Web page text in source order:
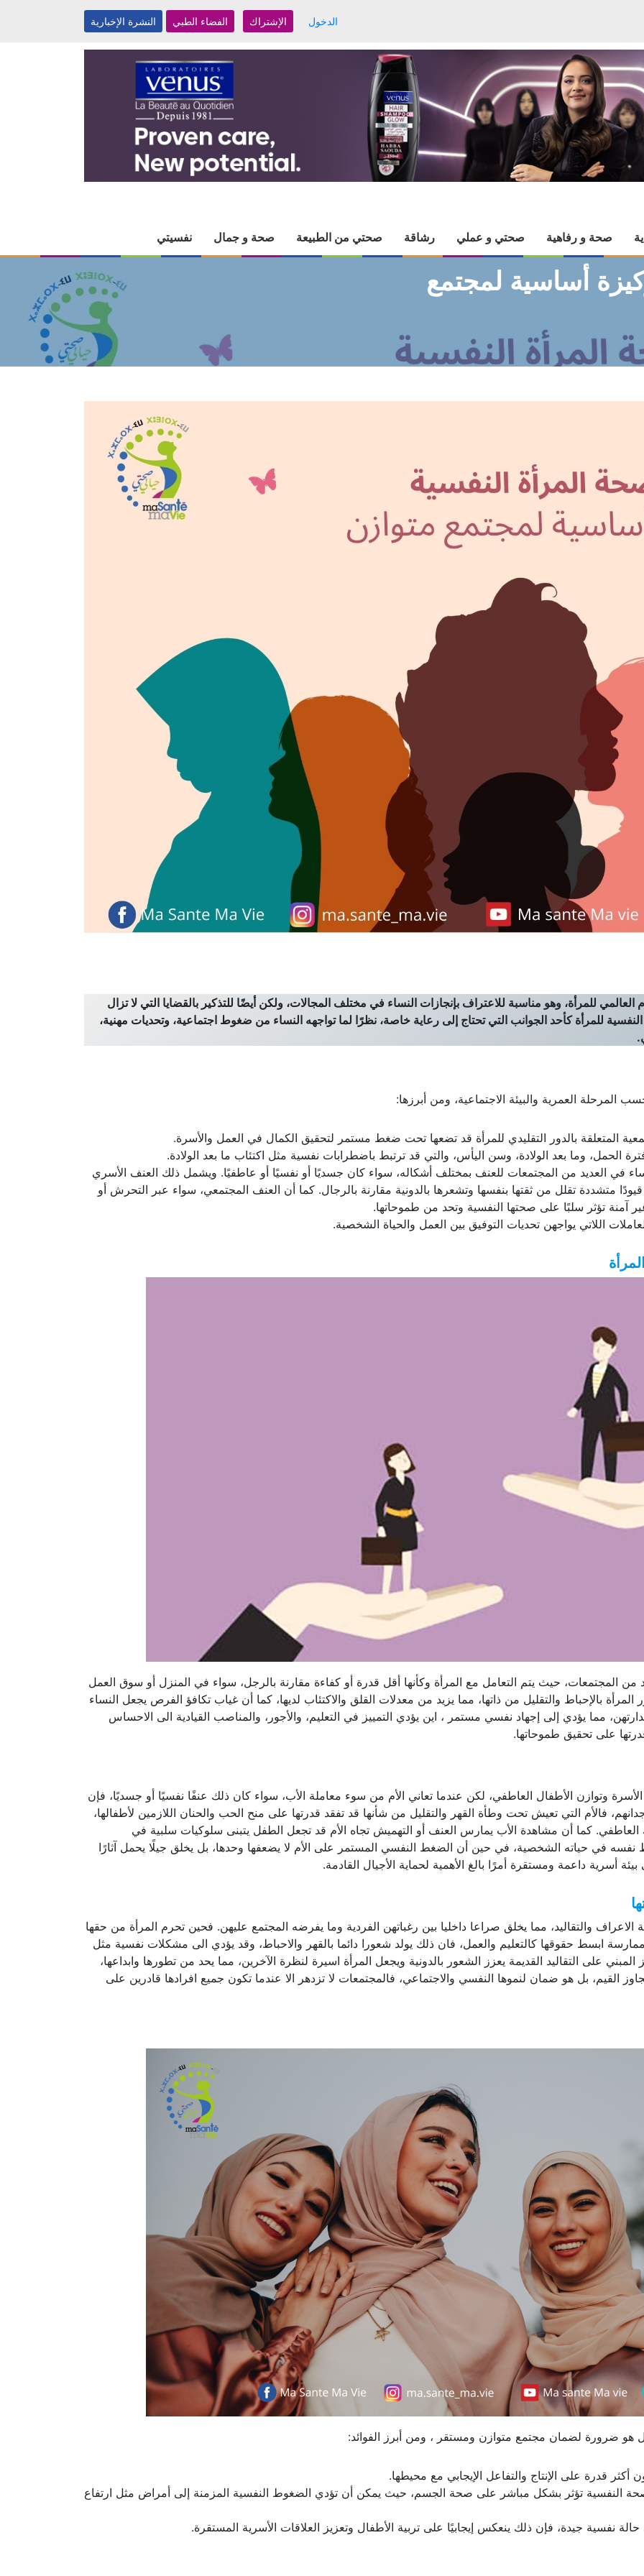
الدخول الإشتراك الفضاء الطبي النشرة الإخبارية
صحة و رفاهية صحتي و عملي رشاقة صحتي من الطبيعة صحة و جمال نفسيتي
أساسية لمجتمع
للمرأة، وهو مناسبة للاعتراف بإنجازات النساء في مختلف المجالات، ولكن أيضًا للتذكير بالقضايا التي لا تزال
للمرأة كأحد الجوانب التي تحتاج إلى رعاية خاصة، نظرًا لما تواجهه النساء من ضغوط اجتماعية، وتحديات مهنية،
العمرية والبيئة الاجتماعية، ومن أبرزها:
المتعلقة بالدور التقليدي للمرأة قد تضعها تحت ضغط مستمر لتحقيق الكمال في العمل والأسرة.
الحمل، وما بعد الولادة، وسن اليأس، والتي قد ترتبط باضطرابات نفسية مثل اكتئاب ما بعد الولادة.
في العديد من المجتمعات للعنف بمختلف أشكاله، سواء كان جسديًا أو نفسيًا أو عاطفيًا. ويشمل ذلك العنف الأسري
قيودًا متشددة تقلل من ثقتها بنفسها وتشعرها بالدونية مقارنة بالرجال. كما أن العنف المجتمعي، سواء عبر التحرش أو
غير آمنة تؤثر سلبًا على صحتها النفسية وتحد من طموحاتها.
اللاتي يواجهن تحديات التوفيق بين العمل والحياة الشخصية.
من المجتمعات، حيث يتم التعامل مع المرأة وكأنها أقل قدرة أو كفاءة مقارنة بالرجل، سواء في المنزل أو سوق العمل
المرأة بالإحباط والتقليل من ذاتها، مما يزيد من معدلات القلق والاكتئاب لديها، كما أن غياب تكافؤ الفرص يجعل النساء
مما يؤدي إلى إجهاد نفسي مستمر ، اين يؤدي التمييز في التعليم، والأجور، والمناصب القيادية الى الاحساس
على تحقيق طموحاتها.
وتوازن الأطفال العاطفي، لكن عندما تعاني الأم من سوء معاملة الأب، سواء كان ذلك عنفًا نفسيًا أو جسديًا، فإن
فالأم التي تعيش تحت وطأة القهر والتقليل من شأنها قد تفقد قدرتها على منح الحب والحنان اللازمين لأطفالها،
العاطفي. كما أن مشاهدة الأب يمارس العنف أو التهميش تجاه الأم قد تجعل الطفل يتبنى سلوكيات سلبية في
نفسه في حياته الشخصية، في حين أن الضغط النفسي المستمر على الأم لا يضعفها وحدها، بل يخلق جيلًا يحمل آثارًا
أسرية داعمة ومستقرة أمرًا بالغ الأهمية لحماية الأجيال القادمة.
والتقاليد، مما يخلق صراعا داخليا بين رغباتهن الفردية وما يفرضه المجتمع عليهن. فحين تحرم المرأة من حقها
ممارسة ابسط حقوقها كالتعليم والعمل، فان ذلك يولد شعورا دائما بالقهر والاحباط، وقد يؤدي الى مشكلات نفسية مثل
المبني على التقاليد القديمة يعزز الشعور بالدونية ويجعل المرأة اسيرة لنظرة الآخرين، مما يحد من تطورها وابداعها،
القيم، بل هو ضمان لنموها النفسي والاجتماعي، فالمجتمعات لا تزدهر الا عندما تكون جميع افرادها قادرين على
هو ضرورة لضمان مجتمع متوازن ومستقر ، ومن أبرز الفوائد:
أكثر قدرة على الإنتاج والتفاعل الإيجابي مع محيطها.
النفسية تؤثر بشكل مباشر على صحة الجسم، حيث يمكن أن تؤدي الضغوط النفسية المزمنة إلى أمراض مثل ارتفاع
نفسية جيدة، فإن ذلك ينعكس إيجابيًا على تربية الأطفال وتعزيز العلاقات الأسرية المستقرة.